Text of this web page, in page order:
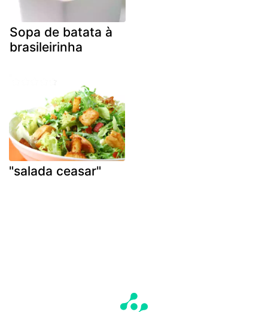
Sopa de batata à
brasileirinha
"salada ceasar"